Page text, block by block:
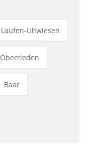
Laufen-Uhwiesen
Oberrieden
Baar